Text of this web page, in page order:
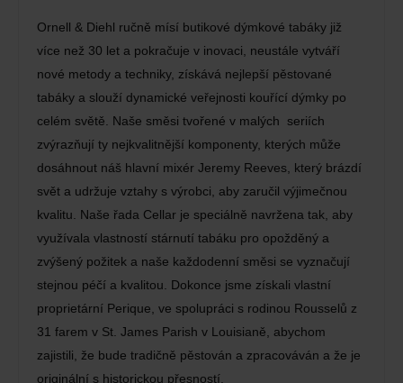
Ornell & Diehl ručně mísí butikové dýmkové tabáky již
více než 30 let a pokračuje v inovaci, neustále vytváří
nové metody a techniky, získává nejlepší pěstované
tabáky a slouží dynamické veřejnosti kouřící dýmky po
celém světě. Naše směsi tvořené v malých seriích
zvýrazňují ty nejkvalitnější komponenty, kterých může
dosáhnout náš hlavní mixér Jeremy Reeves, který brázdí
svět a udržuje vztahy s výrobci, aby zaručil výjimečnou
kvalitu. Naše řada Cellar je speciálně navržena tak, aby
využívala vlastností stárnutí tabáku pro opožděný a
zvýšený požitek a naše každodenní směsi se vyznačují
stejnou péčí a kvalitou. Dokonce jsme získali vlastní
proprietární Perique, ve spolupráci s rodinou Rousselů z
31 farem v St. James Parish v Louisianě, abychom
zajistili, že bude tradičně pěstován a zpracováván a že je
originální s historickou přesností.